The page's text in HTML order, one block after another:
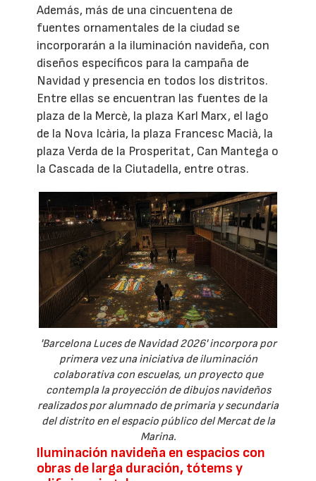
Además, más de una cincuentena de
fuentes ornamentales de la ciudad se
incorporarán a la iluminación navideña, con
diseños específicos para la campaña de
Navidad y presencia en todos los distritos.
Entre ellas se encuentran las fuentes de la
plaza de la Mercè, la plaza Karl Marx, el lago
de la Nova Icària, la plaza Francesc Macià, la
plaza Verda de la Prosperitat, Can Mantega o
la Cascada de la Ciutadella, entre otras.
'Barcelona Luces de Navidad 2026' incorpora por
primera vez una iniciativa de iluminación
colaborativa con escuelas, un proyecto que
contempla la proyección de dibujos navideños
realizados por alumnado de primaria y secundaria
del distrito en el espacio público del Mercat de la
Marina.
Iluminación navideña en espacios con
obras de larga duración, tótems y